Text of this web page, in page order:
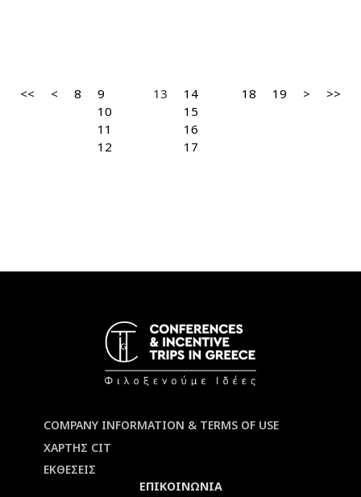
<< < 8
9
10
11
12
13
14
15
16
17
18 19 > >>
COMPANY INFORMATION & TERMS OF USE
ΧΑΡΤΗΣ CIT
ΕΚΘΕΣΕΙΣ
ΕΠΙΚΟΙΝΩΝΙΑ